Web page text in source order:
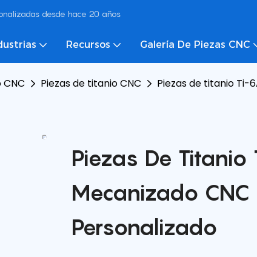
desde hace 20 años
Recursos Galería De Piezas CNC
Piezas de titanio CNC Piezas de titanio Ti-
Piezas De
Mecanizado CNC
Personalizado